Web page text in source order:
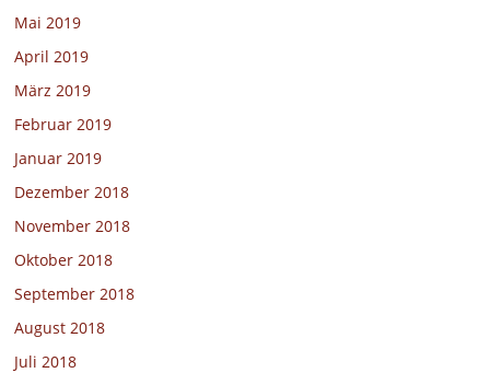
Mai 2019
April 2019
März 2019
Februar 2019
Januar 2019
Dezember 2018
November 2018
Oktober 2018
September 2018
August 2018
Juli 2018